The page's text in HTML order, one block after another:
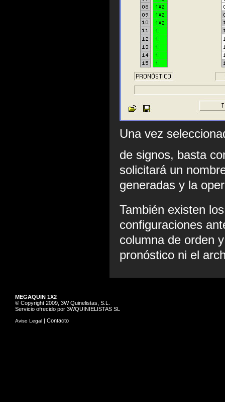
Una vez
de signos, basta
solicitará un
generadas y la
También existen
configuraciones
columna de orden
pronóstico ni el
MEGAQUIN 1X2
© Copyright 2009, 3W Quinelistas, S.L.
Servicio ofrecido por 3WQUINIELISTAS SL
Aviso Legal | Contacto